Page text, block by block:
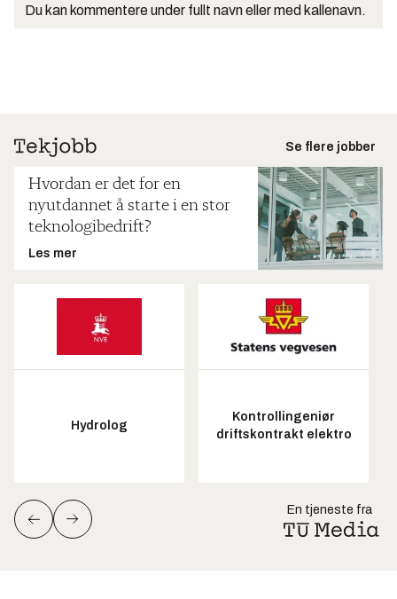
Du kan kommentere under fullt navn eller med kallenavn.
Se flere jobber
Hvordan er det for en
nyutdannet å starte i en stor
teknologibedrift?
Les mer
Hydrolog
Kontrollingeniør
driftskontrakt elektro
En tjeneste fra